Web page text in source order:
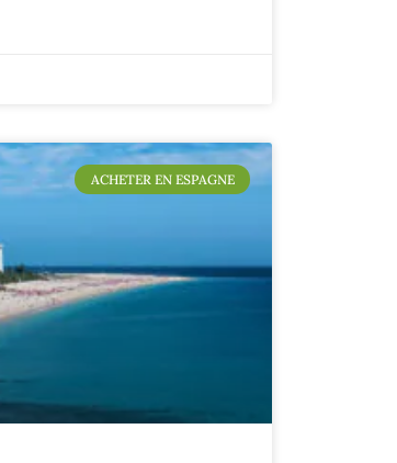
ACHETER EN ESPAGNE